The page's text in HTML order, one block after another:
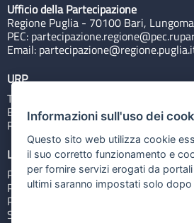
Ufficio della Partecipazione
Regione Puglia - 70100 Bari,
PEC:
Email:
URP
Tel: 800713939
Email:quiregione@regione.puglia.it
Rubrica
Link utili
Portale Istituzionale
PO FESR Puglia 2014-2020
PSR Puglia 2014-2020
Sistema Puglia
Informazioni sull'uso dei
Questo sito web utilizza cookie
il suo corretto funzionamento e
per fornire servizi erogati da
ultimi saranno impostati solo dopo